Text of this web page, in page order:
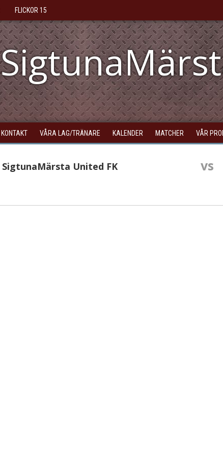
FLICKOR 15
KONTAKT VÅRA LAG/TRÄNARE KALENDER MATCHER VÅR
SigtunaMärsta United FK vs